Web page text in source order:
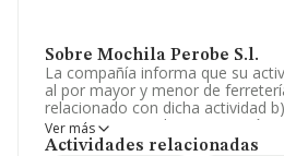
Sobre Mochila Perobe S.l.
La compañía informa que su
al por mayor y menor de
relacionado con dicha actividad
maquinaria para la construcción.
registrada como Sociedad
Ver más
Actividades relacionadas